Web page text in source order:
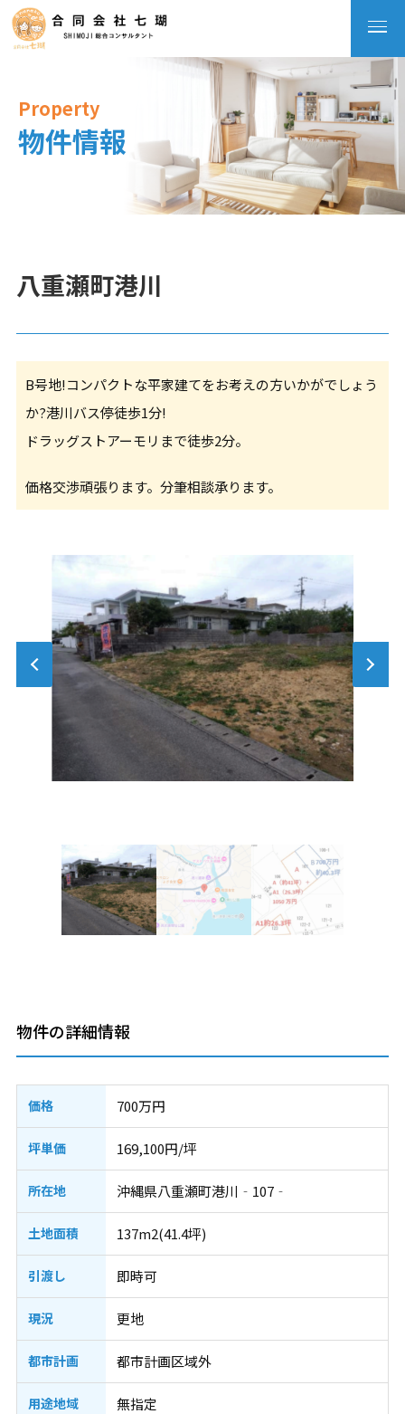
Property
物件情報
八重瀬町港川
B号地!コンパクトな平家建てをお考えの方いかがでしょう
か?港川バス停徒歩1分!
ドラッグストアーモリまで徒歩2分。
価格交渉頑張ります。分筆相談承ります。
物件の詳細情報
価格 700万円
坪単価 169,100円/坪
所在地 沖縄県八重瀬町港川‐107‐
土地面積 137m2(41.4坪)
引渡し 即時可
現況 更地
都市計画 都市計画区域外
用途地域 無指定